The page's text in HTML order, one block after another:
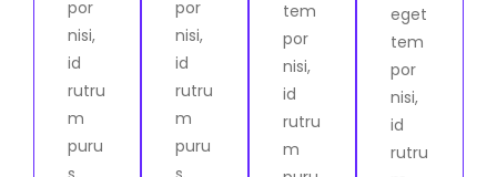
por
nisi,
id
rutru
m
puru
por
nisi,
id
rutru
m
puru
tem
por
nisi,
id
rutru
m
eget
tem
por
nisi,
id
rutru